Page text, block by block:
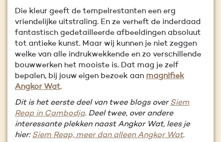
Die kleur geeft de tempelrestanten een erg
vriendelijke uitstraling. En ze verheft de inderdaad
fantastisch gedetailleerde afbeeldingen absoluut
tot antieke kunst. Maar wij kunnen je niet zeggen
welke van alle indrukwekkende en zo verschillende
bouwwerken het mooiste is. Dat mag je zelf
bepalen, bij jouw eigen bezoek aan magnifiek
Angkor Wat.
Dit is het eerste deel van twee blogs overSiem
Reap in Cambodja. Deel twee, over andere
interessante plekken naast Angkor Wat, lees je
hier: Siem Reap, meer dan alleen Angkor Wat.